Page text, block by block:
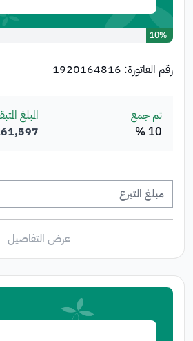
10%
رقم الفاتورة:1920164816
تم جمع
10 %
المبلغ المتبقي
161,597
عرض التفاصيل